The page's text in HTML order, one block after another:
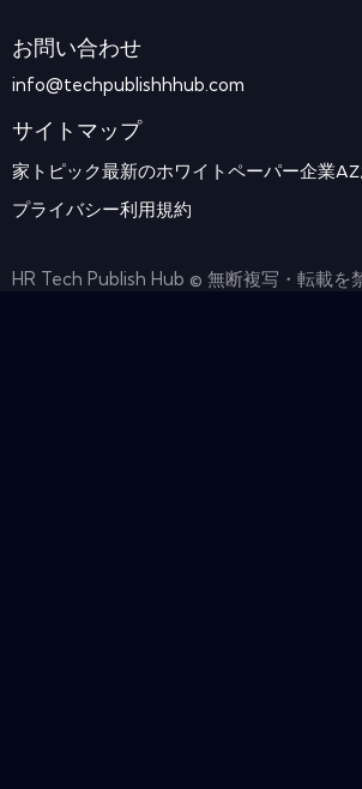
お問い合わせ
info@techpublishhhub.com
サイトマップ
家 トピック最新のホワイトペーパー企業AZ
プライバシー利用規約
HR Tech Publish Hub © 無断複写・転載を